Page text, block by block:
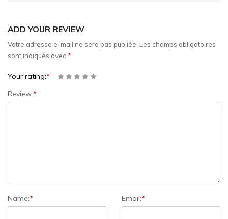
ADD YOUR REVIEW
Votre adresse e-mail ne sera pas publiée. Les champs obligatoires
sont indiqués avec *
Your rating:*
Review:*
Name:* Email:*